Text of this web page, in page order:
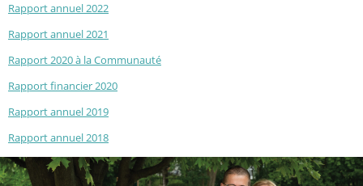
Rapport annuel 2022
Rapport annuel 2021
Rapport 2020 à la Communauté
Rapport financier 2020
Rapport annuel 2019
Rapport annuel 2018